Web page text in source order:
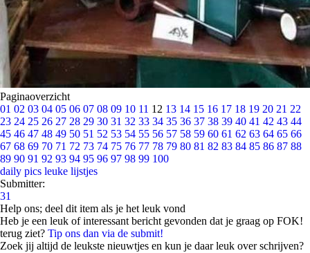
Paginaoverzicht
01 02 03 04 05 06 07 08 09 10 11 12 13 14 15 16 17 18 19 20 21 22
23 24 25 26 27 28 29 30 31 32 33 34 35 36 37 38 39 40 41 42 43 44
45 46 47 48 49 50 51 52 53 54 55 56 57 58 59 60 61 62 63 64 65 66
67 68 69 70 71 72 73 74 75 76 77 78 79 80 81 82 83 84 85 86 87 88
89 90 91 92 93 94 95 96 97 98 99 100
daily pics leuke lijstjes
Submitter:
31
Help ons; deel dit item als je het leuk vond
Heb je een leuk of interessant bericht gevonden dat je graag op FOK!
terug ziet? Tip ons dan via de submit!
Zoek jij altijd de leukste nieuwtjes en kun je daar leuk over schrijven?